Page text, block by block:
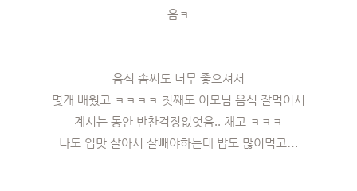
음ㅋ
음식 솜씨도 너무 좋으셔서
몇개 배웠고 ㅋㅋㅋㅋ 첫째도 이모님 음식 잘먹어서
계시는 동안 반찬걱정없엇음.. 채고 ㅋㅋㅋ
나도 입맛 살아서 살빼야하는데 밥도 많이먹고…